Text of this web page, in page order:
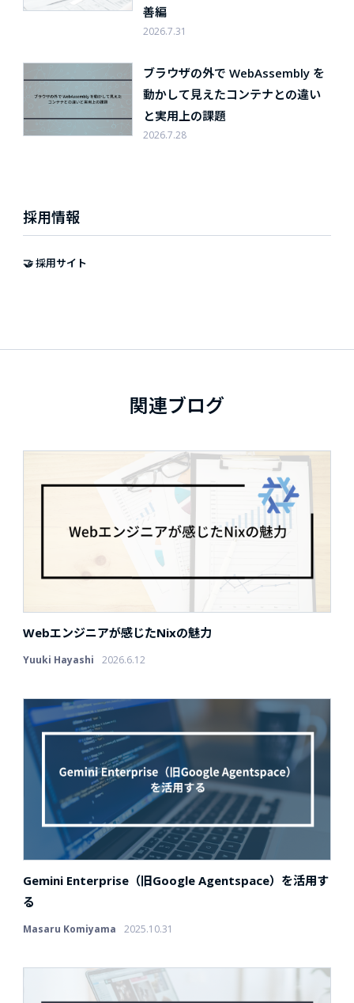
善編
2026.7.31
ブラウザの外で WebAssembly を
動かして見えたコンテナとの違い
と実用上の課題
2026.7.28
採用情報
🤝 採用サイト
関連ブログ
Webエンジニアが感じたNixの魅力
Yuuki Hayashi 2026.6.12
Gemini Enterprise（旧Google Agentspace）を活用す
る
Masaru Komiyama 2025.10.31